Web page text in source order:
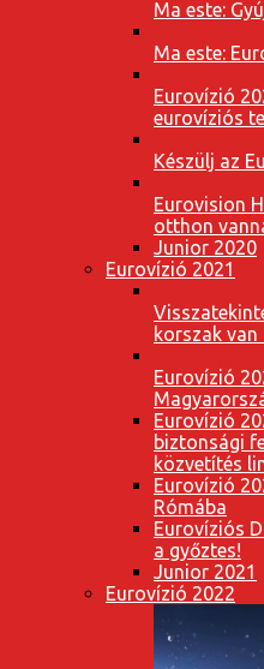
Ma este:
Ma este:
Eurovízió
eurovíziós
Készülj az
Eurovision
otthon
Junior 2020
Eurovízió 2021
korszak
Eurovízió
Eurovízió
biztonsági
közvetítés
Eurovízió
Rómába
Eurovíziós
a győztes!
Junior 2021
Eurovízió 2022